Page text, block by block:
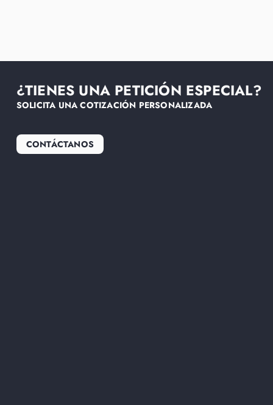
¿TIENES UNA PETICIÓN ESPECIAL?
SOLICITA UNA COTIZACIÓN PERSONALIZADA
CONTÁCTANOS